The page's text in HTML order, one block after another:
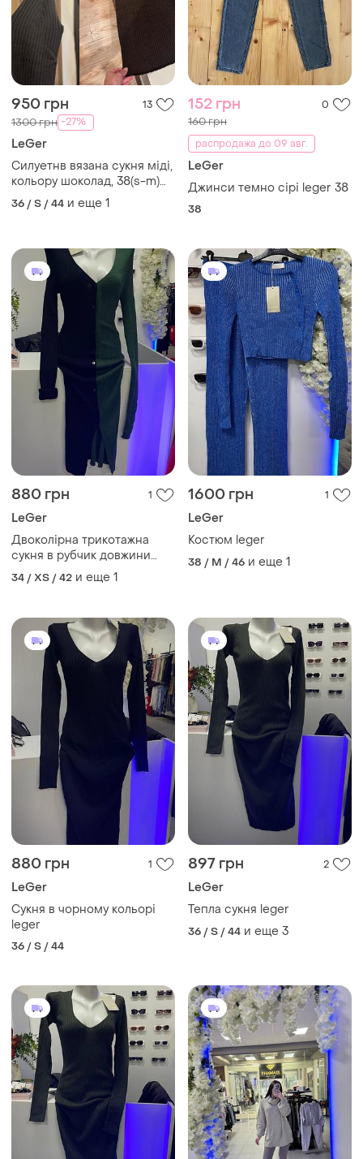
950 грн 13
1300 грн -27%
LeGer
Силуетнв вязана сукня міді,
кольору шоколад, 38(s-m)
неймовірна
36 / S / 44 и еще 1
152 грн 0
160 грн
распродажа до 09 авг.
LeGer
Джинси темно сірі leger 38
38
880 грн 1
LeGer
Двоколірна трикотажна
сукня в рубчик довжини
міді від leger 🖤💚
34 / XS / 42 и еще 1
1600 грн 1
LeGer
Костюм leger
38 / M / 46 и еще 1
880 грн 1
LeGer
Сукня в чорному кольорі
leger
36 / S / 44
897 грн 2
LeGer
Тепла сукня leger
36 / S / 44 и еще 3